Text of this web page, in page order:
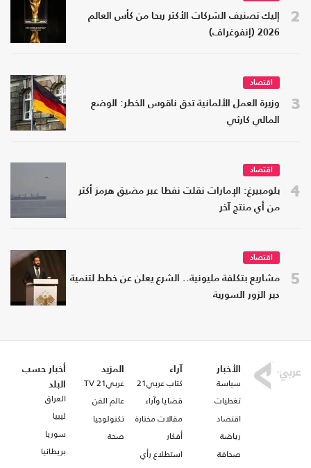
2
إليك تصنيف الشركات الأكثر ربحا من كأس العالم
2026 (إنفوغراف)
3
اقتصاد
وزيرة العمل الألمانية تدق ناقوس الخطر: الوضع
المالي كارثي
4
اقتصاد
بلومبيرغ: الإمارات نقلت نفطا عبر مضيق هرمز أكثر
من أي منتج آخر
5
اقتصاد
مشاريع بتكلفة مليونية.. الشرع يعلن عن خطط لتنمية
دير الزور السورية
الأخبار
سياسة
تغطيات
اقتصاد
رياضة
صحافة
آراء
كتاب عربي21
قضايا وآراء
مقالات مختارة
أفكار
استطلاع رأي
المزيد
عربي21 TV
عالم الفن
تكنولوجيا
صحة
أخبار حسب
البلد
العراق
ليبيا
سوريا
بريطانيا